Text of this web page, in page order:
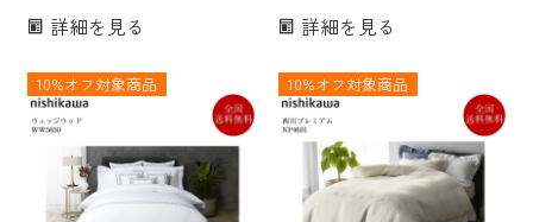
ピンク ブルー おしゃれ かわい
ベリー 花柄 洗える シングル
ダブル
詳細を見る
ワイト 白 おしゃれ かわいい
ワイルドストロベリー 花柄 洗
える
詳細を見る
10%オフ対象商品 10%オフ対象商品